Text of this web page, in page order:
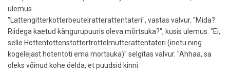
ulemus.
"Lattengitterkotterbeutelratterattentateri", vastas valvur. "Mida?
Riidega kaetud kängurupuuris oleva mõrtsuka?", kusis ulemus. "Ei,
selle Hottentottenstottertrottelmutterattentateri (inetu ning
kogelejast hotentoti ema mortsuka)" selgitas valvur. "Ahhaa, sa
oleks võinud kohe öelda, et puudsid kinni